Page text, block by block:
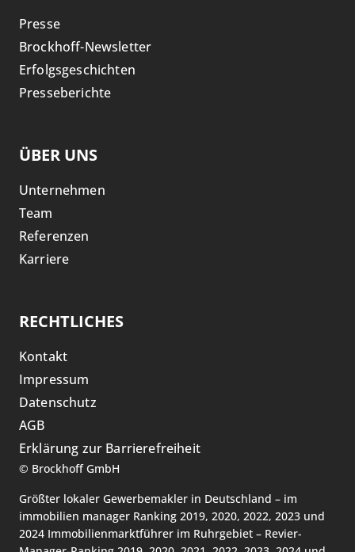
Presse
Brockhoff-Newsletter
Erfolgsgeschichten
Presseberichte
ÜBER UNS
Unternehmen
Team
Referenzen
Karriere
RECHTLICHES
Kontakt
Impressum
Datenschutz
AGB
Erklärung zur Barrierefreiheit
© Brockhoff GmbH
Größter lokaler Gewerbemakler in Deutschland – im
immobilien manager Ranking 2019, 2020, 2022, 2023 und
2024 Immobilienmarktführer im Ruhrgebiet – Revier-